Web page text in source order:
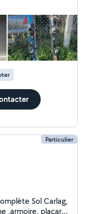
Particulier
,armoire, placard